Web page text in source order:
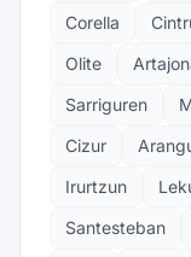
Corella
Olite
Sarriguren
Cizur
Irurtzun
Santesteban